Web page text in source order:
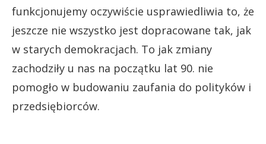
funkcjonujemy oczywiście usprawiedliwia to, że
jeszcze nie wszystko jest dopracowane tak, jak
w starych demokracjach. To jak zmiany
zachodziły u nas na początku lat 90. nie
pomogło w budowaniu zaufania do polityków i
przedsiębiorców.